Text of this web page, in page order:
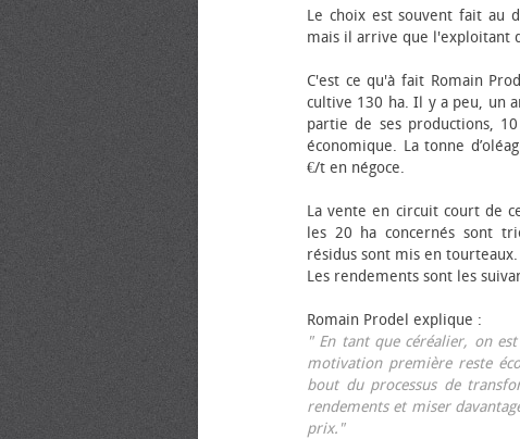
Le choix est souvent fait au
mais il arrive que l'exploitant
C'est ce qu'à fait Romain
cultive 130 ha. Il y a peu, un
partie de ses productions,
économique. La tonne
€/t en négoce.
La vente en circuit court de
les 20 ha concernés sont
résidus sont mis en
Les rendements sont les
Romain Prodel explique :
" En tant que céréalier, on
motivation première reste
bout du processus de
rendements et miser
prix."